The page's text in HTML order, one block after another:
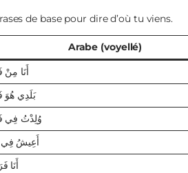
de base pour dire d’où tu viens.
Arabe (voyellé)
أَنَا مِنْ
بَلَدِي هُوَ
وُلِدْتُ فِي
أَعِيشُ
أَنَا